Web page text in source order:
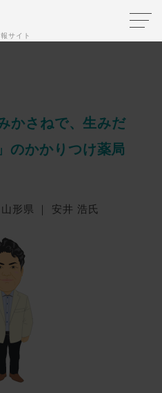
サイト
かさねで、生みだ
のかかりつけ薬局
形県 ｜ 安井 浩氏